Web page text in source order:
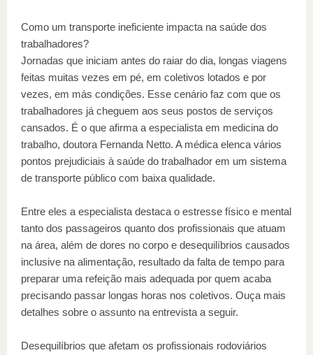
Como um transporte ineficiente impacta na saúde dos
trabalhadores?
Jornadas que iniciam antes do raiar do dia, longas viagens
feitas muitas vezes em pé, em coletivos lotados e por
vezes, em más condições. Esse cenário faz com que os
trabalhadores já cheguem aos seus postos de serviços
cansados. É o que afirma a especialista em medicina do
trabalho, doutora Fernanda Netto. A médica elenca vários
pontos prejudiciais à saúde do trabalhador em um sistema
de transporte público com baixa qualidade.
Entre eles a especialista destaca o estresse físico e mental
tanto dos passageiros quanto dos profissionais que atuam
na área, além de dores no corpo e desequilíbrios causados
inclusive na alimentação, resultado da falta de tempo para
preparar uma refeição mais adequada por quem acaba
precisando passar longas horas nos coletivos. Ouça mais
detalhes sobre o assunto na entrevista a seguir.
Desequilíbrios que afetam os profissionais rodoviários